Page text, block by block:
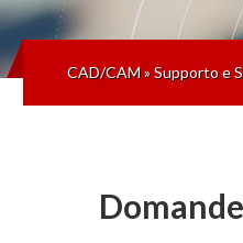
CAD/CAM»Supporto e